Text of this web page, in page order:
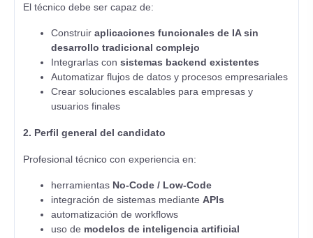
El técnico debe ser capaz de:
Construir aplicaciones funcionales de IA sin
desarrollo tradicional complejo
Integrarlas con sistemas backend existentes
Automatizar flujos de datos y procesos empresariales
Crear soluciones escalables para empresas y
usuarios finales
2. Perfil general del candidato
Profesional técnico con experiencia en:
herramientas No-Code / Low-Code
integración de sistemas mediante APIs
automatización de workflows
uso de modelos de inteligencia artificial